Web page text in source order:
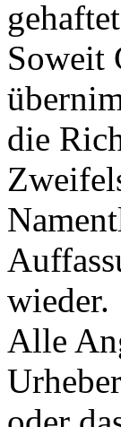
Soweit
die
wieder.
Alle